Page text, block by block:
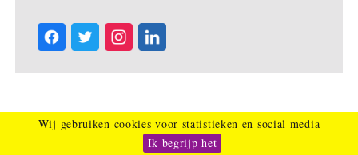
Wij gebruiken cookies voor statistieken en social media
Ik begrijp het